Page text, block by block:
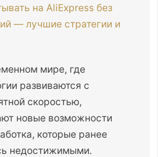
на AliExpress без
— лучшие стратегии и
мире, где
развиваются с
скоростью,
новые возможности
которые ранее
недостижимыми.